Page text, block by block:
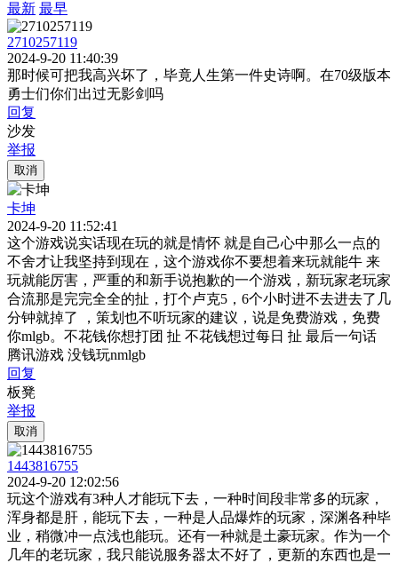
最新 最早
2710257119
2024-9-20 11:40:39
那时候可把我高兴坏了，毕竟人生第一件史诗啊。在70级版本
勇士们你们出过无影剑吗
回复
沙发
举报
取消
卡坤
2024-9-20 11:52:41
这个游戏说实话现在玩的就是情怀 就是自己心中那么一点的
不舍才让我坚持到现在，这个游戏你不要想着来玩就能牛 来
玩就能厉害，严重的和新手说抱歉的一个游戏，新玩家老玩家
合流那是完完全全的扯，打个卢克5，6个小时进不去进去了几
分钟就掉了 ，策划也不听玩家的建议，说是免费游戏，免费
你mlgb。不花钱你想打团 扯 不花钱想过每日 扯 最后一句话
腾讯游戏 没钱玩nmlgb
回复
板凳
举报
取消
1443816755
2024-9-20 12:02:56
玩这个游戏有3种人才能玩下去，一种时间段非常多的玩家，
浑身都是肝，能玩下去，一种是人品爆炸的玩家，深渊各种毕
业，稍微冲一点浅也能玩。还有一种就是土豪玩家。作为一个
几年的老玩家，我只能说服务器太不好了，更新的东西也是一